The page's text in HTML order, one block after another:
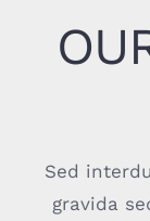
Sed
gravida